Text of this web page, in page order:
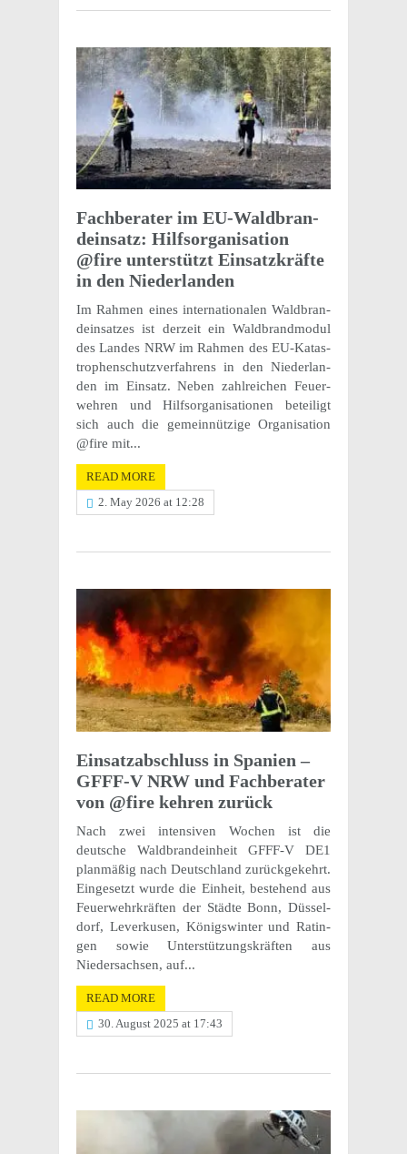
Fach­ber­ater im EU-Wald­bran­
dein­satz: Hilf­sor­gan­i­sa­tion
@fire unter­stützt Einsatzkräfte
in den Niederlanden
Im Rahmen eines inter­na­tionalen Wald­bran­
dein­satzes ist derzeit ein Wald­brand­modul
des Landes NRW im Rahmen des EU-Katas­
tro­phen­schutzver­fahrens in den Nieder­lan­
den im Einsatz. Neben zahlre­ichen Feuer­
wehren und Hilf­sor­gan­i­sa­tio­nen beteiligt
sich auch die gemein­nützige Organ­i­sa­tion
@fire mit...
READ MORE
2. May 2026 at 12:28
Einsatz­ab­schluss in Spanien –
GFFF-V NRW und Fach­ber­ater
von @fire kehren zurück
Nach zwei inten­siven Wochen ist die
deutsche Wald­bran­dein­heit GFFF-V DE1
plan­mäßig nach Deutsch­land zurück­gekehrt.
Einge­setzt wurde die Einheit, beste­hend aus
Feuer­wehrkräften der Städte Bonn, Düssel­
dorf, Leverkusen, Königswin­ter und Ratin­
gen sowie Unter­stützungskräften aus
Nieder­sach­sen, auf...
READ MORE
30. August 2025 at 17:43